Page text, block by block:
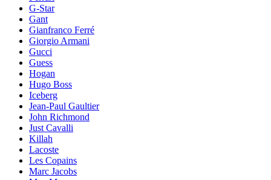
G-Star
Gant
Gianfranco Ferré
Giorgio Armani
Gucci
Guess
Hogan
Hugo Boss
Iceberg
Jean-Paul Gaultier
John Richmond
Just Cavalli
Killah
Lacoste
Les Copains
Marc Jacobs